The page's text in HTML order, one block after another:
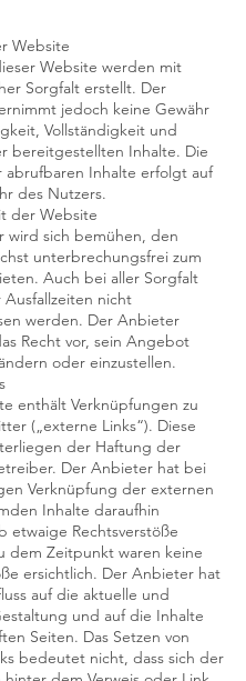
Website
Website werden mit
Sorgfalt erstellt. Der
jedoch keine Gewähr
Vollständigkeit und
bereitgestellten Inhalte. Die
abrufbaren Inhalte erfolgt auf
des Nutzers.
der Website
wird sich bemühen, den
unterbrechungsfrei zum
Auch bei aller Sorgfalt
Ausfallzeiten nicht
werden. Der Anbieter
Recht vor, sein Angebot
oder einzustellen.
enthält Verknüpfungen zu
(„externe Links“). Diese
der Haftung der
Der Anbieter hat bei
Verknüpfung der externen
Inhalte daraufhin
etwaige Rechtsverstöße
dem Zeitpunkt waren keine
ersichtlich. Der Anbieter hat
auf die aktuelle und
und auf die Inhalte
Seiten. Das Setzen von
bedeutet nicht, dass sich der